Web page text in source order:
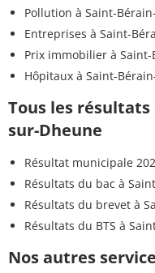
Pollution à Saint-
Entreprises à Saint-
Prix immobilier à
Hôpitaux à Saint-
Tous les
sur-Dheune
Résultat municipale
Résultats du bac à
Résultats du brevet à
Résultats du BTS à
Nos autres